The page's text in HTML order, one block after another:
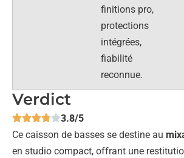
finitions pro,
protections
intégrées,
fiabilité
reconnue.
Verdict
3.8/5
Ce caisson de basses se destine au
en studio compact, offrant une